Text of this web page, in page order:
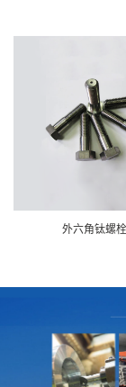
外六角钛螺栓